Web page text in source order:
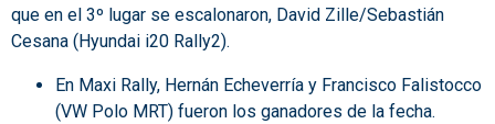
que en el 3º lugar se escalonaron, David Zille/Sebastián
Cesana (Hyundai i20 Rally2).
En Maxi Rally, Hernán Echeverría y Francisco Falistocco
(VW Polo MRT) fueron los ganadores de la fecha.